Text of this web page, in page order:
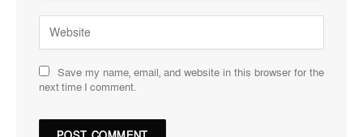
Save my name, email, and website in this browser for the
next time I comment.